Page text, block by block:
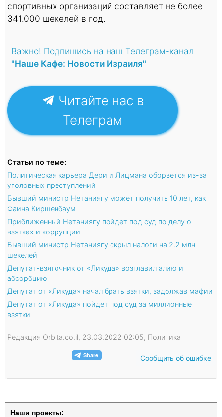
спортивных организаций составляет не более
341.000 шекелей в год.
Важно! Подпишись на наш Телеграм-канал
"Наше Кафе: Новости Израиля"
Читайте нас в
Телеграм
Статьи по теме:
Политическая карьера Дери и Лицмана оборвется из-за
уголовных преступлений
Бывший министр Нетаниягу может получить 10 лет, как
Фаина Киршенбаум
Приближенный Нетаниягу пойдет под суд по делу о
взятках и коррупции
Бывший министр Нетаниягу скрыл налоги на 2.2 млн
шекелей
Депутат-взяточник от «Ликуда» возглавил алию и
абсорбцию
Депутат от «Ликуда» начал брать взятки, задолжав мафии
Депутат от «Ликуда» пойдет под суд за миллионные
взятки
Редакция Orbita.co.il, 23.03.2022 02:05, Политика
Сообщить об ошибке
Наши проекты: